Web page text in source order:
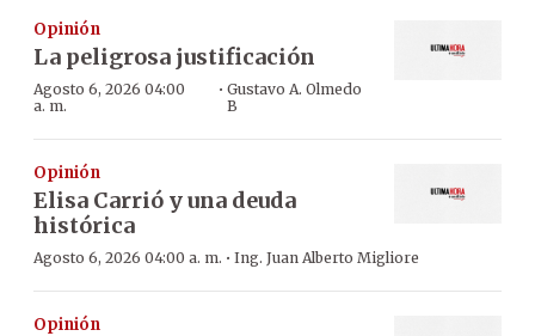
Opinión
La peligrosa justificación
Agosto 6, 2026 04:00
a. m.
· Gustavo A. Olmedo
B
Opinión
Elisa Carrió y una deuda
histórica
Agosto 6, 2026 04:00 a. m. · Ing. Juan Alberto Migliore
Opinión